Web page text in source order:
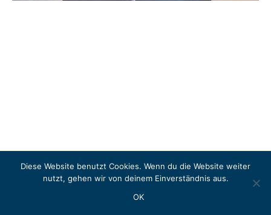
Copyright © 2026 LITERASEA
Diese Website benutzt Cookies. Wenn du die Website weiter
nutzt, gehen wir von deinem Einverständnis aus.
OK